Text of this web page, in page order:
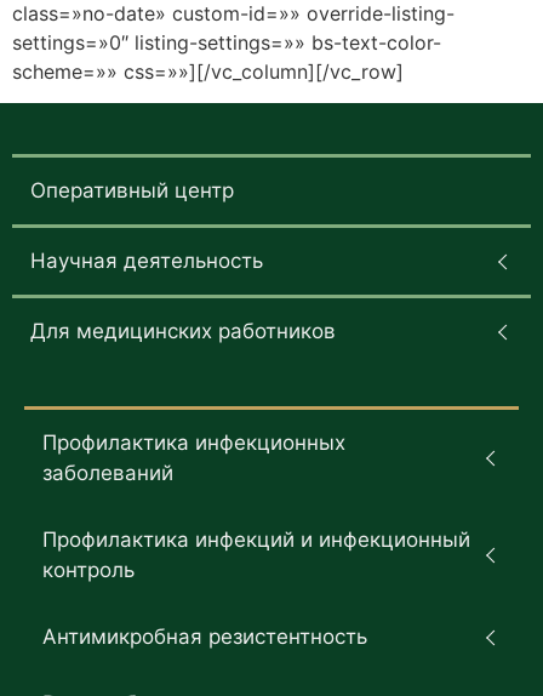
class=»no-date» custom-id=»» override-listing-
settings=»0″ listing-settings=»» bs-text-color-
scheme=»» css=»»][/vc_column][/vc_row]
Оперативный центр
Научная деятельность
Для медицинских работников
Профилактика инфекционных
заболеваний
Профилактика инфекций и инфекционный
контроль
Антимикробная резистентность